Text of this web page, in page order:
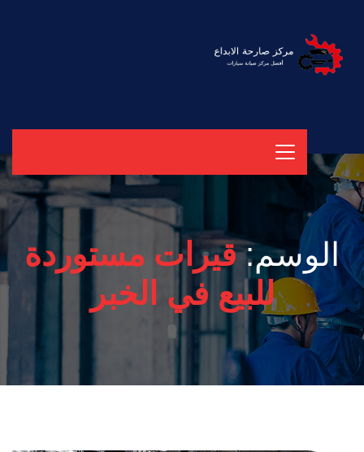
الوسم:قيرات مستوردة
للبيع في الخبر